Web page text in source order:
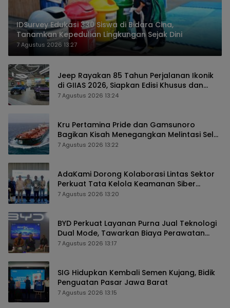
IDSurvey Edukasi 330 Siswa di Bidara Cina,
Tanamkan Kepedulian Lingkungan Sejak Dini
7 Agustus 2026 13:27
Jeep Rayakan 85 Tahun Perjalanan Ikonik
di GIIAS 2026, Siapkan Edisi Khusus dan
Perkuat Pengalaman Pelanggan
7 Agustus 2026 13:24
Kru Pertamina Pride dan Gamsunoro
Bagikan Kisah Menegangkan Melintasi Selat
Hormuz di Tengah Konflik
7 Agustus 2026 13:22
AdaKami Dorong Kolaborasi Lintas Sektor
Perkuat Tata Kelola Keamanan Siber
Berbasis AI
7 Agustus 2026 13:20
BYD Perkuat Layanan Purna Jual Teknologi
Dual Mode, Tawarkan Biaya Perawatan
Lebih Efisien
7 Agustus 2026 13:17
SIG Hidupkan Kembali Semen Kujang, Bidik
Penguatan Pasar Jawa Barat
7 Agustus 2026 13:15